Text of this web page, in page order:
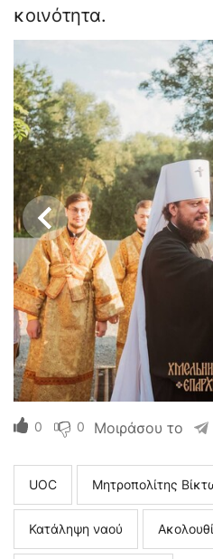
κοινότητα.
0 0 Μοιράσου το
UOC Μητροπολίτης
Κατάληψη ναού